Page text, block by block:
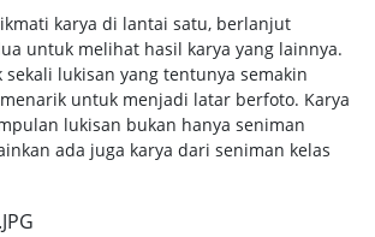
karya di lantai satu, berlanjut
untuk melihat hasil karya yang lainnya.
sekali lukisan yang tentunya semakin
untuk menjadi latar berfoto. Karya
lukisan bukan hanya seniman
ada juga karya dari seniman kelas